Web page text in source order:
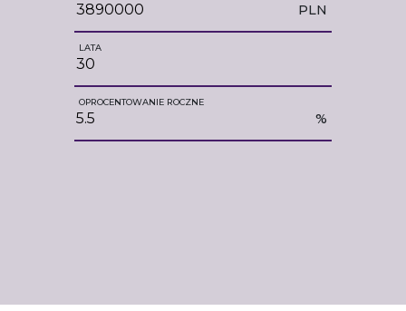
PLN
LATA
OPROCENTOWANIE ROCZNE
%